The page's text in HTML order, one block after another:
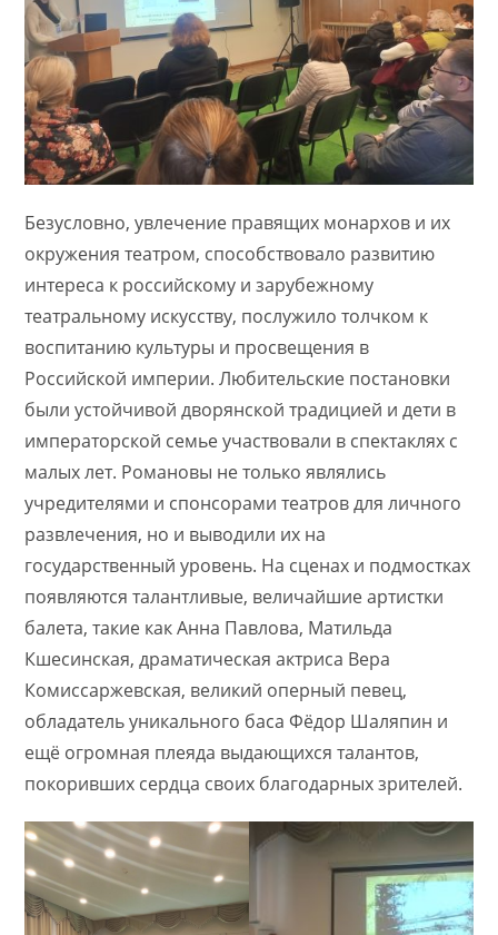
Безусловно, увлечение правящих монархов и их
окружения театром, способствовало развитию
интереса к российскому и зарубежному
театральному искусству, послужило толчком к
воспитанию культуры и просвещения в
Российской империи. Любительские постановки
были устойчивой дворянской традицией и дети в
императорской семье участвовали в спектаклях с
малых лет. Романовы не только являлись
учредителями и спонсорами театров для личного
развлечения, но и выводили их на
государственный уровень. На сценах и подмостках
появляются талантливые, величайшие артистки
балета, такие как Анна Павлова, Матильда
Кшесинская, драматическая актриса Вера
Комиссаржевская, великий оперный певец,
обладатель уникального баса Фёдор Шаляпин и
ещё огромная плеяда выдающихся талантов,
покоривших сердца своих благодарных зрителей.